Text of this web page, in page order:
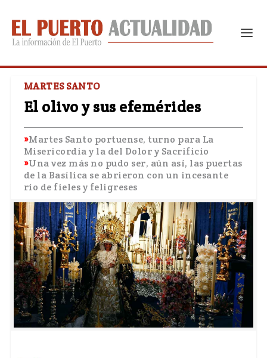
MARTES SANTO
El olivo y sus efemérides
Martes Santo portuense, turno para La
Misericordia y la del Dolor y Sacrificio
Una vez más no pudo ser, aún así, las puertas
de la Basílica se abrieron con un incesante
río de fieles y feligreses